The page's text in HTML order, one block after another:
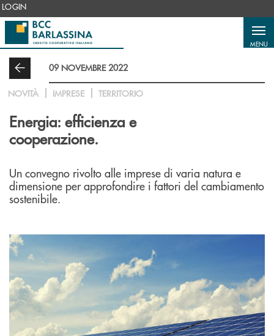
Salta al contenuto principale
LOGIN
MENU
09 NOVEMBRE 2022
NOVITÀ IMPRESE TERRITORIO
Energia: efficienza e
cooperazione.
Un convegno rivolto alle imprese di varia natura e
dimensione per approfondire i fattori del cambiamento
sostenibile.